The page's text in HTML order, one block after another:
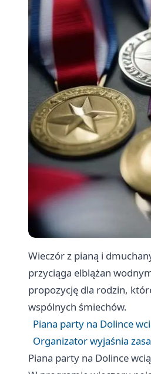
Wieczór z pianą i
przyciąga elblążan
propozycję dla rodzin,
wspólnych śmiechów.
Piana party na Dolince
Organizator wyjaśnia
Piana party na Dolince